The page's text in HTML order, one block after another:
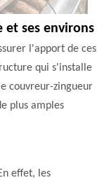
et ses environs
l'apport de ces
qui s'installe
couvreur-zingueur
plus amples
effet, les